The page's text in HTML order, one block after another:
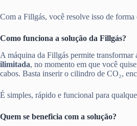
Com a Fillgás, você resolve isso de
Como funciona a solução da Fillgás?
A máquina da Fillgás permite
ilimitada, no momento em que você
cabos. Basta inserir o cilindro de CO₂,
É simples, rápido e funcional para
Quem se beneficia com a solução?